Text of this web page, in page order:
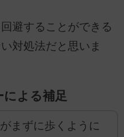
避することができる
対処法だと思いま
よる補足
まずに歩くように